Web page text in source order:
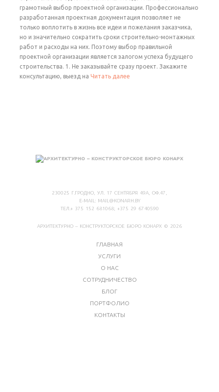
грамотный выбор проектной организации. Профессионально
разработанная проектная документация позволяет не
только воплотить в жизнь все идеи и пожелания заказчика,
но и значительно сократить сроки строительно-монтажных
работ и расходы на них. Поэтому выбор правильной
проектной организации является залогом успеха будущего
строительства. 1. Не заказывайте сразу проект. Закажите
консультацию, выезд на Читать далее
230025 Г.ГРОДНО, УЛ. 17 СЕНТЯБРЯ 49А, ОФ.47,
E-MAIL: MAIL@KONARH.BY
ТЕЛ.+ 375 152 681068; +375 29 6740590
АРХИТЕКТУРНО – КОНСТРУКТОРСКОЕ БЮРО КОНАРХ © 2026
ГЛАВНАЯ
УСЛУГИ
О НАС
СОТРУДНИЧЕСТВО
БЛОГ
ПОРТФОЛИО
КОНТАКТЫ